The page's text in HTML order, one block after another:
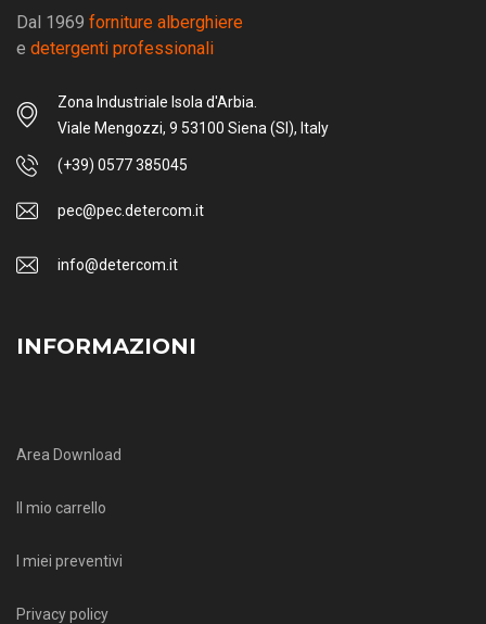
Dal 1969 forniture alberghiere
e detergenti professionali
Zona Industriale Isola d'Arbia.
Viale Mengozzi, 9 53100 Siena (SI), Italy
(+39) 0577 385045
pec@pec.detercom.it
info@detercom.it
INFORMAZIONI
Area Download
Il mio carrello
I miei preventivi
Privacy policy